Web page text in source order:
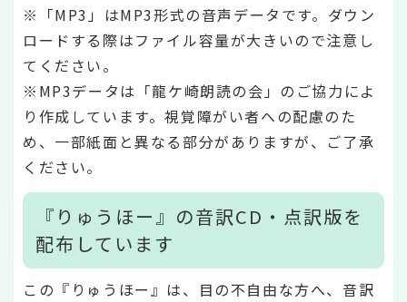
※「MP3」はMP3形式の音声データです。ダウン
ロードする際はファイル容量が大きいので注意し
てください。
※MP3データは「龍ケ崎朗読の会」のご協力によ
り作成しています。視覚障がい者への配慮のた
め、一部紙面と異なる部分がありますが、ご了承
ください。
『りゅうほー』の音訳CD・点訳版を
配布しています
この『りゅうほー』は、目の不自由な方へ、音訳